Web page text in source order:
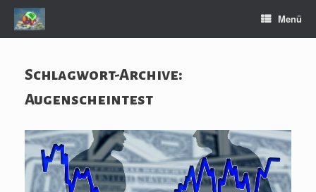
Zum
Inhalt
springen
Menü
Schlagwort-Archive:
Augenscheintest